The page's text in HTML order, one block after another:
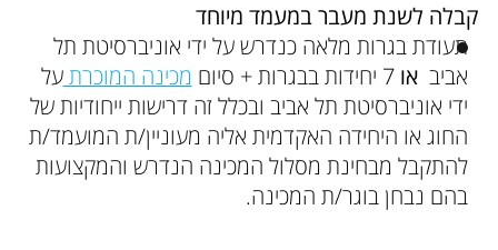
קבלה לשנת מעבר במעמד מיוחד
תעודת בגרות מלאה כנדרש על ידי אוניברסיטת תל
אביבאו 7 יחידות בבגרות + סיום מכינה המוכרתעל
ידי אוניברסיטת תל אביב ובכלל זה דרישות ייחודיות של
החוג או היחידה האקדמית אליה מעוניין/ת המועמד/ת
להתקבל מבחינת מסלול המכינה הנדרש והמקצועות
בהם נבחן בוגר/ת המכינה.